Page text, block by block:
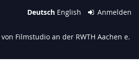
Deutsch English Anmelden
Filmstudio an der RWTH Aachen e.